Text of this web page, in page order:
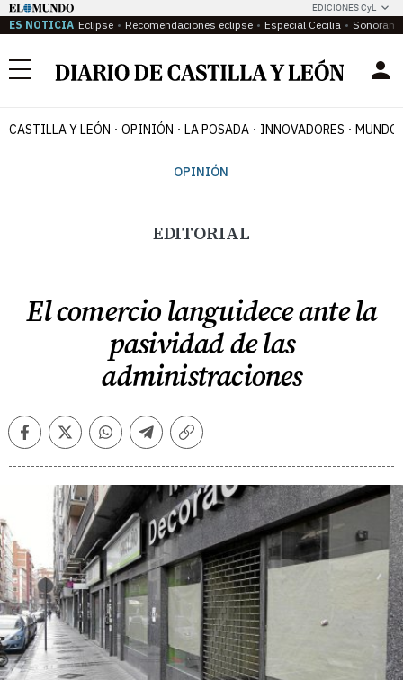
EDICIONES CyL
ES NOTICIA Eclipse Recomendaciones eclipse Especial Cecilia
Menú
CASTILLA Y LEÓN OPINIÓN LA POSADA INNOVADORES MUNDO
OPINIÓN
EDITORIAL
El comercio languidece ante la
pasividad de las
administraciones
FacebookTwitterWhatsappTelegramCopiar